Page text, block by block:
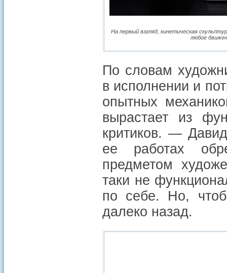
На первый взгляд, кинетическая
любое
По словам
в исполнении и
опытных
вырастает из
критиков. —
ее работах
предметом
таки не
по себе. Но,
далеко назад.